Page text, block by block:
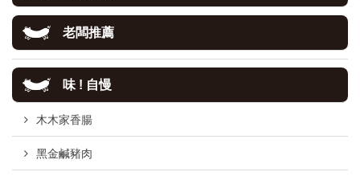
老闆推薦
味 ! 自慢
木木家香腸
黑金鹹豬肉